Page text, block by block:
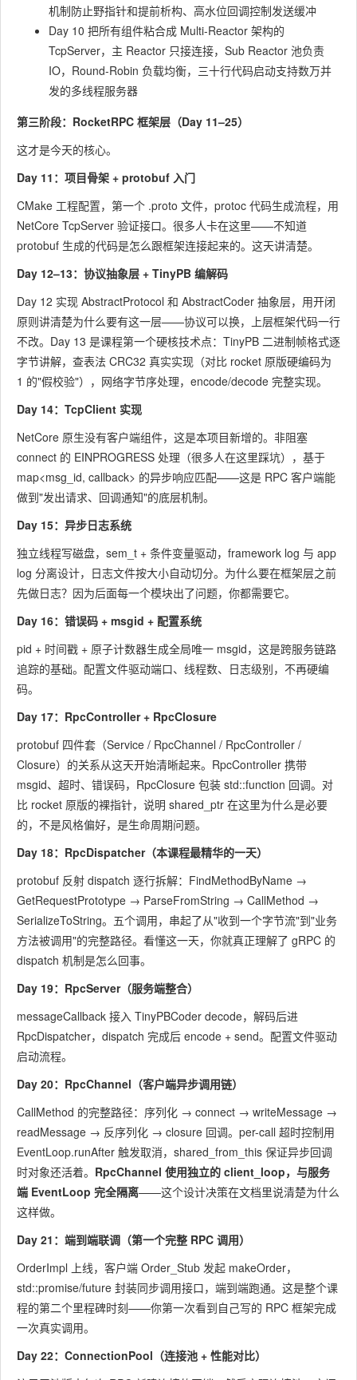
机制防止野指针和提前析构、高水位回调控制发送缓冲
Day 10 把所有组件粘合成 Multi-Reactor 架构的
TcpServer，主 Reactor 只接连接，Sub Reactor 池负责
IO，Round-Robin 负载均衡，三十行代码启动支持数万并
发的多线程服务器
第三阶段：RocketRPC 框架层（Day 11–25）
这才是今天的核心。
Day 11：项目骨架 + protobuf 入门
CMake 工程配置，第一个 .proto 文件，protoc 代码生成流程，用
NetCore TcpServer 验证接口。很多人卡在这里——不知道
protobuf 生成的代码是怎么跟框架连接起来的。这天讲清楚。
Day 12–13：协议抽象层 + TinyPB 编解码
Day 12 实现 AbstractProtocol 和 AbstractCoder 抽象层，用开闭
原则讲清楚为什么要有这一层——协议可以换，上层框架代码一行
不改。Day 13 是课程第一个硬核技术点：TinyPB 二进制帧格式逐
字节讲解，查表法 CRC32 真实实现（对比 rocket 原版硬编码为
1 的"假校验"），网络字节序处理，encode/decode 完整实现。
Day 14：TcpClient 实现
NetCore 原生没有客户端组件，这是本项目新增的。非阻塞
connect 的 EINPROGRESS 处理（很多人在这里踩坑），基于
map<msg_id, callback> 的异步响应匹配——这是 RPC 客户端能
做到"发出请求、回调通知"的底层机制。
Day 15：异步日志系统
独立线程写磁盘，sem_t + 条件变量驱动，framework log 与 app
log 分离设计，日志文件按大小自动切分。为什么要在框架层之前
先做日志？因为后面每一个模块出了问题，你都需要它。
Day 16：错误码 + msgid + 配置系统
pid + 时间戳 + 原子计数器生成全局唯一 msgid，这是跨服务链路
追踪的基础。配置文件驱动端口、线程数、日志级别，不再硬编
码。
Day 17：RpcController + RpcClosure
protobuf 四件套（Service / RpcChannel / RpcController /
Closure）的关系从这天开始清晰起来。RpcController 携带
msgid、超时、错误码，RpcClosure 包装 std::function 回调。对
比 rocket 原版的裸指针，说明 shared_ptr 在这里为什么是必要
的，不是风格偏好，是生命周期问题。
Day 18：RpcDispatcher（本课程最精华的一天）
protobuf 反射 dispatch 逐行拆解： FindMethodByName →
GetRequestPrototype → ParseFromString → CallMethod →
SerializeToString。五个调用，串起了从"收到一个字节流"到"业务
方法被调用"的完整路径。看懂这一天，你就真正理解了 gRPC 的
dispatch 机制是怎么回事。
Day 19：RpcServer（服务端整合）
messageCallback 接入 TinyPBCoder decode，解码后进
RpcDispatcher，dispatch 完成后 encode + send。配置文件驱动
启动流程。
Day 20：RpcChannel（客户端异步调用链）
CallMethod 的完整路径：序列化 → connect → writeMessage →
readMessage → 反序列化 → closure 回调。per-call 超时控制用
EventLoop.runAfter 触发取消， shared_from_this 保证异步回调
时对象还活着。 RpcChannel 使用独立的 client_loop，与服务
端 EventLoop 完全隔离——这个设计决策在文档里说清楚为什么
这样做。
Day 21：端到端联调（第一个完整 RPC 调用）
OrderImpl 上线，客户端 Order_Stub 发起 makeOrder，
std::promise/future 封装同步调用接口，端到端跑通。这是整个课
程的第二个里程碑时刻——你第一次看到自己写的 RPC 框架完成
一次真实调用。
Day 22：ConnectionPool（连接池 + 性能对比）